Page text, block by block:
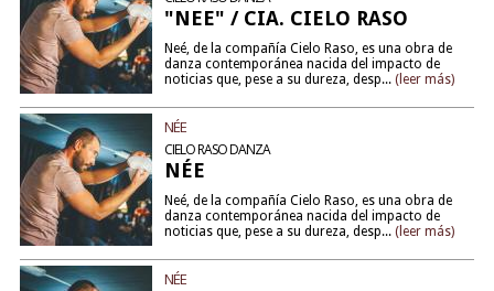
"NEE" / CIA. CIELO RASO
Neé, de la compañía Cielo Raso, es una obra de
danza contemporánea nacida del impacto de
noticias que, pese a su dureza, desp... (leer más)
NÉE
CIELO RASO DANZA
NÉE
Neé, de la compañía Cielo Raso, es una obra de
danza contemporánea nacida del impacto de
noticias que, pese a su dureza, desp... (leer más)
NÉE